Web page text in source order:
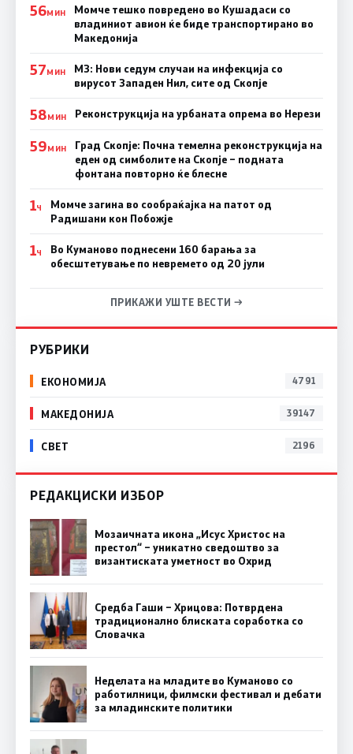
56МИН
Момче тешко повредено во Кушадаси со
владиниот авион ќе биде транспортирано во
Македонија
57МИН
МЗ: Нови седум случаи на инфекција со
вирусот Западен Нил, сите од Скопје
58МИН Реконструкција на урбаната опрема во Нерези
59МИН
Град Скопје: Почна темелна реконструкција на
еден од симболите на Скопје – подната
фонтана повторно ќе блесне
1Ч
Момче загина во сообраќајка на патот од
Радишани кон Побожје
1Ч
Во Куманово поднесени 160 барања за
обесштетување по невремето од 20 јули
ПРИКАЖИ УШТЕ ВЕСТИ →
РУБРИКИ
ЕКОНОМИЈА 4791
МАКЕДОНИЈА 39147
СВЕТ 2196
РЕДАКЦИСКИ ИЗБОР
Мозаичната икона „Исус Христос на
престол“ – уникатно сведоштво за
византиската уметност во Охрид
Средба Гаши – Хрицова: Потврдена
традиционално блиската соработка со
Словачка
Неделата на младите во Куманово со
работилници, филмски фестивал и дебати
за младинските политики